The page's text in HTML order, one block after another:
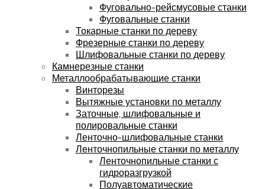
Фуговально-рейсмусовые станки
Фуговальные станки
Токарные станки по дереву
Фрезерные станки по дереву
Шлифовальные станки по дереву
Камнерезные станки
Металлообрабатывающие станки
Винторезы
Вытяжные установки по металлу
Заточные, шлифовальные и
полировальные станки
Ленточно-шлифовальные станки
Ленточнопильные станки по металлу
Ленточнопильные станки с
гидроразгрузкой
Полуавтоматические